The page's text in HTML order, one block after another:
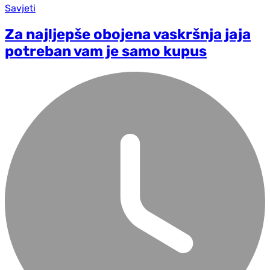
Savjeti
Za najljepše obojena vaskršnja jaja
potreban vam je samo kupus